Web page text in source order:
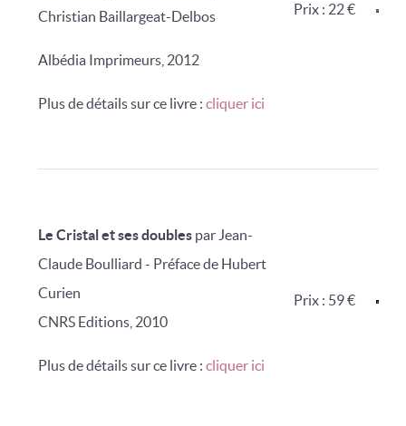
Christian Baillargeat-Delbos
Albédia Imprimeurs, 2012
Plus de détails sur ce livre : cliquer ici
Prix : 22 €
Le Cristal et ses doubles par Jean-
Claude Boulliard - Préface de Hubert
Curien
CNRS Editions, 2010
Plus de détails sur ce livre : cliquer ici
Prix : 59 €